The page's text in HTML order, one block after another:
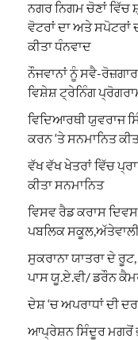
ਨਗਰ ਨਿਗਮ ਚੋਣਾਂ ਵਿੱਚ
ਵੋਟਰਾਂ ਦਾ ਅਤੇ ਸਪੋਟਰਾਂ
ਕੀਤਾ ਧੰਨਵਾਦ
ਨੌਜਵਾਨਾਂ ਨੂੰ ਸਵੈ-
ਵਿਸ਼ੇਸ਼ ਟ੍ਰੇਨਿੰਗ
ਵਿਦਿਆਰਥੀ ਯੁਵਰਾਜ
ਕਰਨ ‘ਤੇ ਸਨਮਾਨਿਤ
ਵੱਖ ਵੱਖ ਖੇਤਰਾਂ ਵਿੱਚ
ਕੀਤਾ ਸਨਮਾਨਿਤ
ਵਿਸਵ ਰੈਡ ਕਰਾਸ
ਪਬਲਿਕ
ਸੁਕਰਾਨਾ ਯਾਤਰਾ ਦੇ
ਪਾਸ ਯੂ.ਏ.ਵੀ/ ਡਰੌਨ
ਦੇਸ਼ ‘ਚ ਅਪਰਾਧਾਂ ਦੀ
ਆਪ੍ਰੇਸ਼ਨ ਸਿੰਦੂਰ ਮਗਰੋਂ